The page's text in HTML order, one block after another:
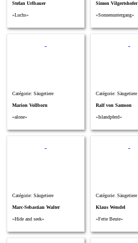
Stefan Urlbauer
»Luchs«
Simon Vilgertshofer
»Sonnenuntergang«
Catégorie: Säugetiere
Marion Vollborn
»alone«
Catégorie: Säugetiere
Ralf von Samson
»Islandpferd«
Catégorie: Säugetiere
Marc-Sebastian Walter
»Hide and seek«
Catégorie: Säugetiere
Klaus Wendel
»Fette Beute«